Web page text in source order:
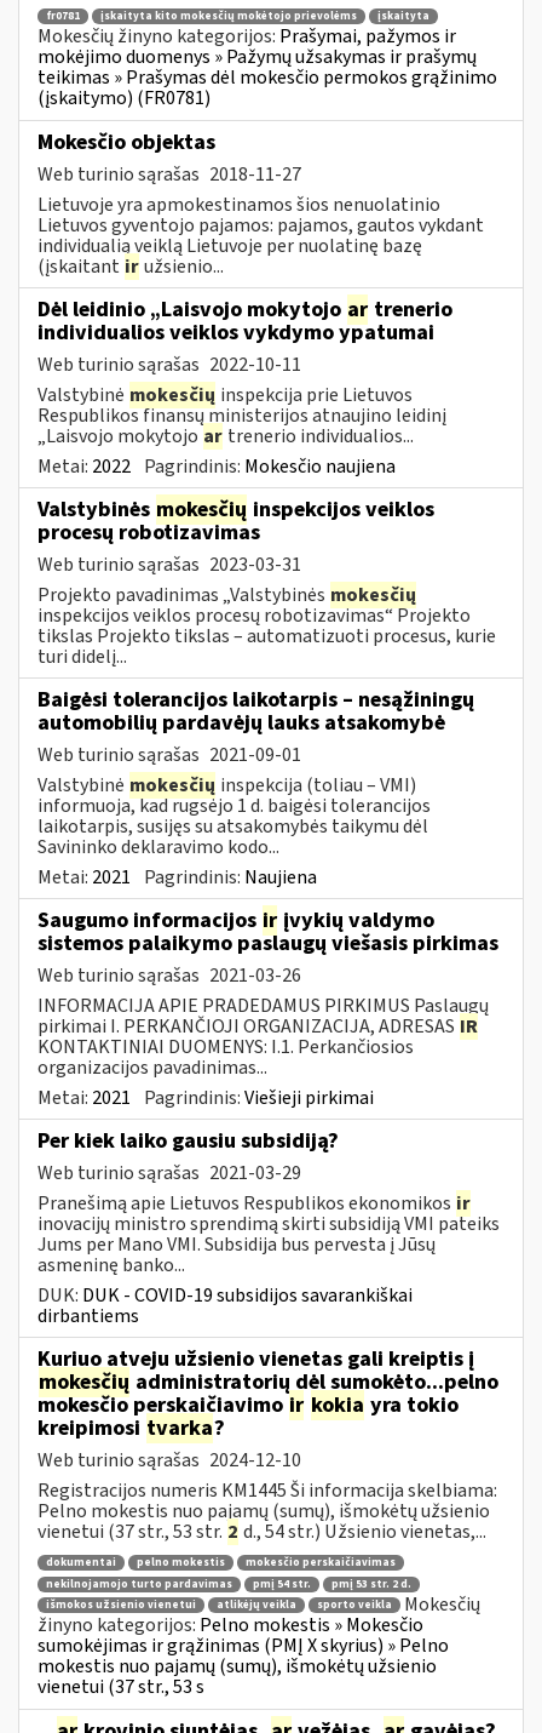
fr0781 įskaityta kito mokesčių mokėtojo prievolėms įskaityta
Mokesčių žinyno kategorijos: Prašymai, pažymos ir
mokėjimo duomenys » Pažymų užsakymas ir prašymų
teikimas » Prašymas dėl mokesčio permokos grąžinimo
(įskaitymo) (FR0781)
Mokesčio objektas
Web turinio sąrašas 2018-11-27
Lietuvoje yra apmokestinamos šios nenuolatinio
Lietuvos gyventojo pajamos: pajamos, gautos vykdant
individualią veiklą Lietuvoje per nuolatinę bazę
(įskaitant iružsienio...
Dėl leidinio „Laisvojo mokytojo ar trenerio
individualios veiklos vykdymo ypatumai
Web turinio sąrašas 2022-10-11
Valstybinė mokesčių inspekcija prie Lietuvos
Respublikos finansų ministerijos atnaujino leidinį
„Laisvojo mokytojo ar trenerio individualios...
Metai: 2022 Pagrindinis: Mokesčio naujiena
Valstybinės mokesčių inspekcijos veiklos
procesų robotizavimas
Web turinio sąrašas 2023-03-31
Projekto pavadinimas „Valstybinės mokesčių
inspekcijos veiklos procesų robotizavimas“ Projekto
tikslas Projekto tikslas – automatizuoti procesus, kurie
turi didelį...
Baigėsi tolerancijos laikotarpis – nesąžiningų
automobilių pardavėjų lauks atsakomybė
Web turinio sąrašas 2021-09-01
Valstybinė mokesčių inspekcija (toliau – VMI)
informuoja, kad rugsėjo 1 d. baigėsi tolerancijos
laikotarpis, susijęs su atsakomybės taikymu dėl
Savininko deklaravimo kodo...
Metai: 2021 Pagrindinis: Naujiena
Saugumo informacijos ir įvykių valdymo
sistemos palaikymo paslaugų viešasis pirkimas
Web turinio sąrašas 2021-03-26
INFORMACIJA APIE PRADEDAMUS PIRKIMUS Paslaugų
pirkimai I. PERKANČIOJI ORGANIZACIJA, ADRESAS IR
KONTAKTINIAI DUOMENYS: I.1. Perkančiosios
organizacijos pavadinimas...
Metai: 2021 Pagrindinis:Viešieji pirkimai
Per kiek laiko gausiu subsidiją?
Web turinio sąrašas 2021-03-29
Pranešimą apie Lietuvos Respublikos ekonomikos ir
inovacijų ministro sprendimą skirti subsidiją VMI pateiks
Jums per Mano VMI. Subsidija bus pervesta į Jūsų
asmeninę banko...
DUK: DUK - COVID-19 subsidijos savarankiškai
dirbantiems
Kuriuo atveju užsienio vienetas gali kreiptis į
mokesčių administratorių dėl sumokėto...pelno
mokesčio perskaičiavimo ir kokia yra tokio
kreipimosi tvarka?
Web turinio sąrašas 2024-12-10
Registracijos numeris KM1445 Ši informacija skelbiama:
Pelno mokestis nuo pajamų (sumų), išmokėtų užsienio
vienetui (37 str., 53 str. 2 d., 54 str.) Užsienio vienetas,...
dokumentai pelno mokestis
mokesčio perskaičiavimas
nekilnojamojo turto pardavimas
pmį 54 str.
pmį 53 str. 2 d.
išmokos užsienio vienetui
atlikėjų veikla sporto veikla
Mokesčių
žinyno kategorijos: Pelno mokestis » Mokesčio
sumokėjimas ir grąžinimas (PMĮ X skyrius) » Pelno
mokestis nuo pajamų (sumų), išmokėtų užsienio
vienetui (37 str., 53 s